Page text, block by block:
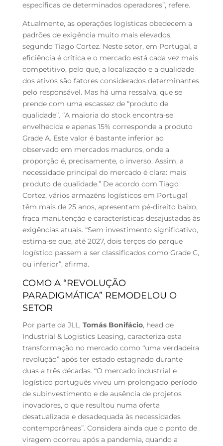
específicas de determinados operadores”, refere.
Atualmente, as operações logísticas obedecem a
padrões de exigência muito mais elevados,
segundo Tiago Cortez. Neste setor, em Portugal, a
eficiência é crítica e o mercado está cada vez mais
competitivo, pelo que, a localização e a qualidade
dos ativos são fatores considerados determinantes
pelo responsável. Mas há uma ressalva, que se
prende com uma escassez de “produto de
qualidade”. “A maioria do stock encontra-se
envelhecida e apenas 15% corresponde a produto
Grade A. Este valor é bastante inferior ao
observado em mercados maduros, onde a
proporção é, precisamente, o inverso. Assim, a
necessidade principal do mercado é clara: mais
produto de qualidade.” De acordo com Tiago
Cortez, vários armazéns logísticos em Portugal
têm mais de 25 anos, apresentam pé-direito baixo,
fraca manutenção e características desajustadas às
exigências atuais. “Sem investimento significativo,
estima-se que, até 2027, dois terços do parque
logístico passem a ser classificados como Grade C,
ou inferior”, afirma.
COMO A “REVOLUÇÃO
PARADIGMÁTICA” REMODELOU O
SETOR
Por parte da JLL, Tomás Bonifácio, head de
Industrial & Logistics Leasing, caracteriza esta
transformação no mercado como “uma verdadeira
revolução” após ter estado estagnado durante
duas a três décadas. “O mercado industrial e
logístico português viveu um prolongado período
de subinvestimento e de ausência de projetos
inovadores, o que resultou numa oferta
desatualizada e desadequada às necessidades
contemporâneas”. Considera ainda que o ponto de
viragem ocorreu após a pandemia, quando a